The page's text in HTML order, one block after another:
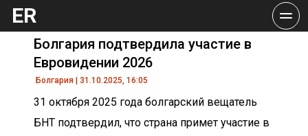
ER
Болгария подтвердила участие в
Евровидении 2026
Болгария | 31.10.2025, 16:05
31 октября 2025 года болгарский вещатель
БНТ подтвердил, что страна примет участие в